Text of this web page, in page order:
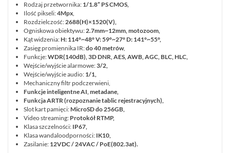
Rodzaj przetwornika: 1/1.8” PS CMOS,
Ilość pikseli:4Mpx,
Rozdzielczość:2688(H)×1520(V),
Ogniskowa obiektywu:2.7mm~12mm, motozoom,
Kąt widzenia:H: 114°~48° V: 59°~27° D: 141°~55°,
Zasięg promiennika IR:do 40 metrów,
Funkcje:WDR(140dB), 3D DNR, AES, AWB, AGC, BLC, HLC,
Wejście/wyjście alarmowe:3/2,
Wejście/wyjście audio: 1/1,
Mechaniczny filtr podczerwieni,
Funkcje inteligentne AI, metadane,
Funkcja ARTR (rozpoznanie tablic rejestracyjnych),
Slot kart pamięci:MicroSD do 256GB,
Video streaming: Protokół RTMP,
Klasa szczelności: IP67,
Klasa wandaloodporności: IK10,
Zasilanie: 12VDC / 24VAC / PoE(802.3at).